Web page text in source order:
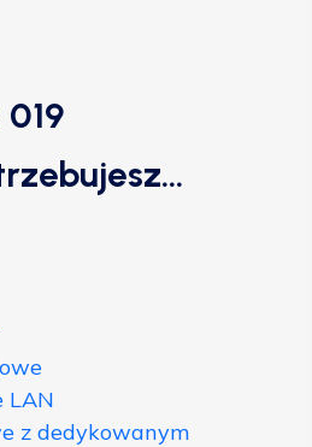
LAN
z dedykowanym